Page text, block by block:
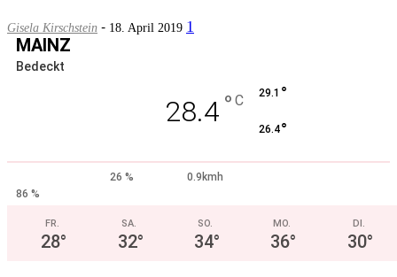
Gisela Kirschstein - 18. April 2019 1
MAINZ
Bedeckt
28.4 ° C 29.1 °
26.4°
26 %
0.9kmh
86 %
FR.
28°
SA.
32°
SO.
34°
MO.
36°
DI.
30°